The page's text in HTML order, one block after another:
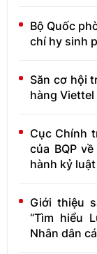
Bộ Quốc
chí hy sinh
Săn cơ hội
hàng Viettel
Cục Chính
của BQP
hành kỷ
Giới thiệu
“Tìm hiểu
Nhân dân